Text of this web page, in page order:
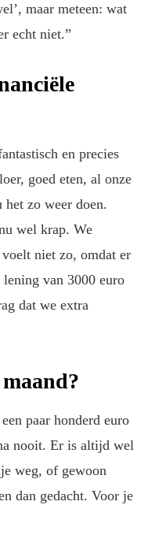
maar meteen: wat
echt niet.”
en precies
goed eten, al onze
zo weer doen.
wel krap. We
niet zo, omdat er
van 3000 euro
dat we extra
paar honderd euro
nooit. Er is altijd wel
weg, of gewoon
dan gedacht. Voor je